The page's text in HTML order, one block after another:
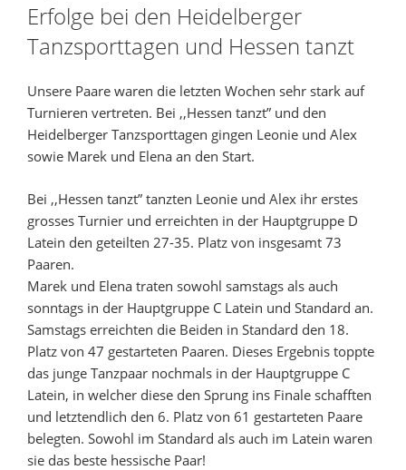
Erfolge bei den Heidelberger
Tanzsporttagen und Hessen tanzt
Unsere Paare waren die letzten Wochen sehr stark auf
Turnieren vertreten. Bei ,,Hessen tanzt” und den
Heidelberger Tanzsporttagen gingen Leonie und Alex
sowie Marek und Elena an den Start.
Bei ,,Hessen tanzt” tanzten Leonie und Alex ihr erstes
grosses Turnier und erreichten in der Hauptgruppe D
Latein den geteilten 27-35. Platz von insgesamt 73
Paaren.
Marek und Elena traten sowohl samstags als auch
sonntags in der Hauptgruppe C Latein und Standard an.
Samstags erreichten die Beiden in Standard den 18.
Platz von 47 gestarteten Paaren. Dieses Ergebnis toppte
das junge Tanzpaar nochmals in der Hauptgruppe C
Latein, in welcher diese den Sprung ins Finale schafften
und letztendlich den 6. Platz von 61 gestarteten Paare
belegten. Sowohl im Standard als auch im Latein waren
sie das beste hessische Paar!